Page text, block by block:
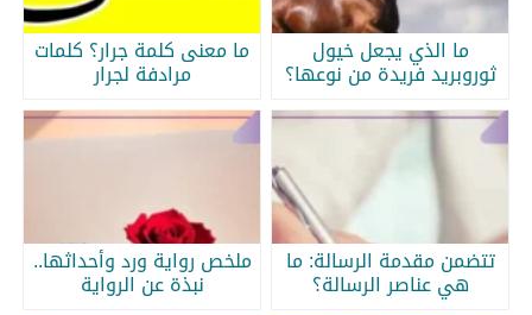
ما الذي يجعل خيول
ثوروبريد فريدة من نوعها؟
ما معنى كلمة جرار؟ كلمات
مرادفة لجرار
تتضمن مقدمة الرسالة: ما
هي عناصر الرسالة؟
ملخص رواية ورد وأحداثها..
نبذة عن الرواية